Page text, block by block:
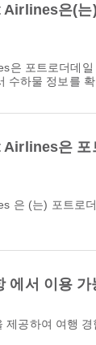
은(는
수하물 정보를
은 포
에서 이용
제공하여 여행